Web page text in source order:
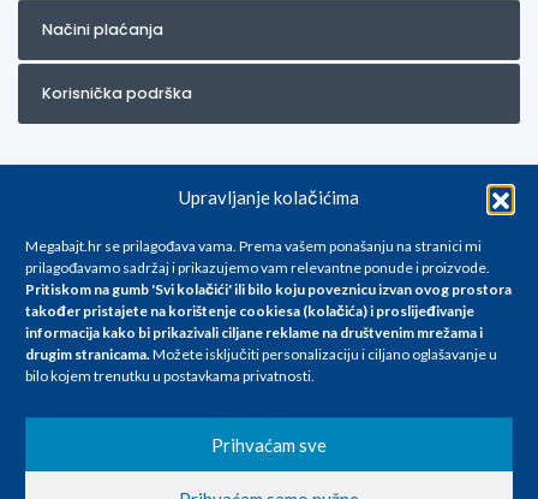
Upravljanje kolačićima
Megabajt.hr se prilagođava vama. Prema vašem ponašanju na stranici mi
prilagođavamo sadržaj i prikazujemo vam relevantne ponude i proizvode.
Pritiskom na gumb 'Svi kolačići' ili bilo koju poveznicu izvan ovog prostora
također pristajete na korištenje cookiesa (kolačića) i proslijeđivanje
informacija kako bi prikazivali ciljane reklame na društvenim mrežama i
drugim stranicama.Možete isključiti personalizaciju i ciljano oglašavanje u
bilo kojem trenutku u postavkama privatnosti.
Prihvaćam sve
Načini plaćanja
Korisnička podrška
Za artikle kojih trenutno nema u ponudi obratite nam se na
info@megabajt.hr. Sve cijene su informativnog karaktera i podložne su
promjenama, a
iskazane su za avansno plaćanje(gotovina) u Eurima i uključuju PDV. Sve
se razlikovati od cijena u našim poslovnicama. Trudimo se dati što bolji
i točniji opis i sliku. Unatoč tome, ne možemo garantirati da su svi